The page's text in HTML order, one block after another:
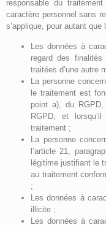
responsable du
caractère personnel sans
s’applique, pour autant
Les données à
regard des
traitées d’une autre
La personne
le traitement est
point a), du
RGPD, et
traitement ;
La personne
l’article 21,
légitime justifiant le
au traitement
;
Les données à
illicite ;
Les données à